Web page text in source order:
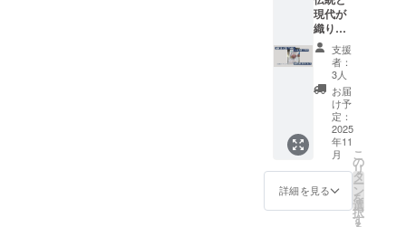
などの
食品表
示は、
お届け
する商
品のラ
ベルに
記載さ
れてい
ます。
開封前
にリ
ターン
せてい
ただき
ます。
現代が
織りな
す、世
界にひ
とつの
「紀州
てまり
ミニス
トラッ
プ」
【提供
内容】
和歌山
県みそ
の商店
支援
者：
3人
お届
け予
定：
2025
年11
月
詳細を見る
こ
の
リ
タ
ー
ン
を
選
択
す